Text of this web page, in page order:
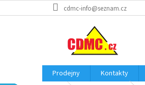
na
cdmc-info@seznam.cz
Prodejny Kontakty